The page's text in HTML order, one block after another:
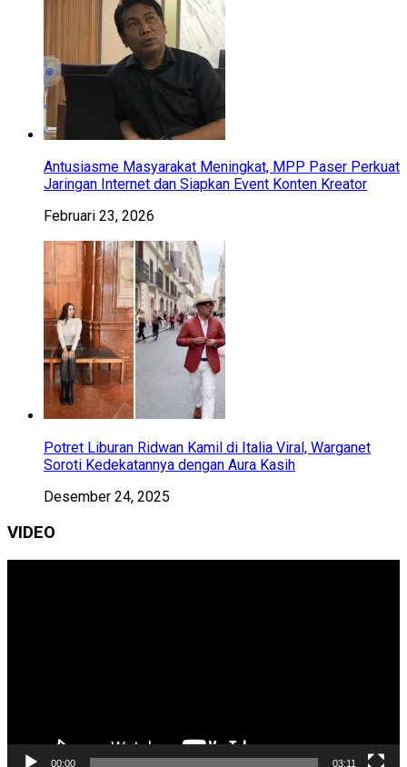
Antusiasme Masyarakat Meningkat, MPP Paser Perkuat
Jaringan Internet dan Siapkan Event Konten Kreator
Februari 23, 2026
Potret Liburan Ridwan Kamil di Italia Viral, Warganet
Soroti Kedekatannya dengan Aura Kasih
Desember 24, 2025
VIDEO
00:00 03:11